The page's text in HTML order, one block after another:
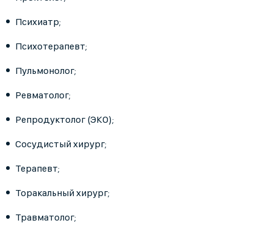
Психиатр;
Психотерапевт;
Пульмонолог;
Ревматолог;
Репродуктолог (ЭКО);
Сосудистый хирург;
Терапевт;
Торакальный хирург;
Травматолог;